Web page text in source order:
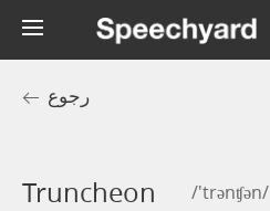
رجوع
Truncheon /'trənʧən/